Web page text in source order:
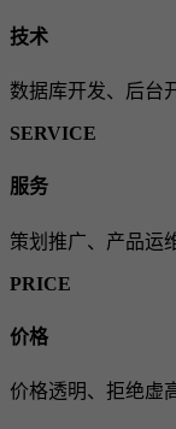
技术
数据库开发、后台
SERVICE
服务
策划推广、产品运
PRICE
价格
价格透明、拒绝虚